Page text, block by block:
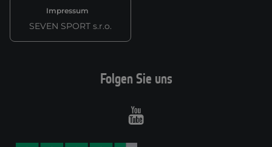
Impressum
SEVEN SPORT s.r.o.
Folgen Sie uns
Youtube